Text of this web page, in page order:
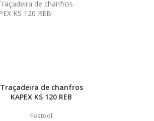
Traçadeira de chanfros
KAPEX KS 120 REB
Festool